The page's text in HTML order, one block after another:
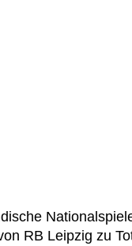
RB Leipzig zu